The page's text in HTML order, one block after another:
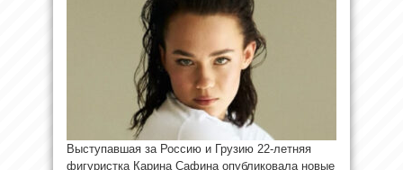
Выступавшая за Россию и Грузию 22-летняя
фигуристка Карина Сафина опубликовала новые